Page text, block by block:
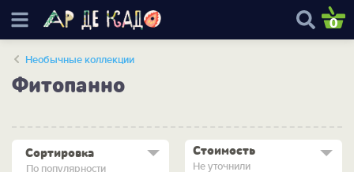
0
Необычные коллекции
Фитопанно
По популярности
Сортировка Стоимость
Не уточнили